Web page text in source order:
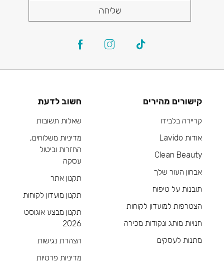
שליחה
קישורים מהירים
קריירה בלבידו
אודות Lavido
Clean Beauty
אבחון העור שלך
תובנות על טיפוח
הצטרפות למועדון לקוחות
חנויות מותג ונקודות מכירה
מתנות לעסקים
חשוב לדעת
שאלות תשובות
מדיניות משלוחים,
החזרות וביטול
עסקה
תקנון אתר
תקנון מועדון לקוחות
תקנון מבצע אוגוסט
2026
הצהרת נגישות
מדיניות פרטיות